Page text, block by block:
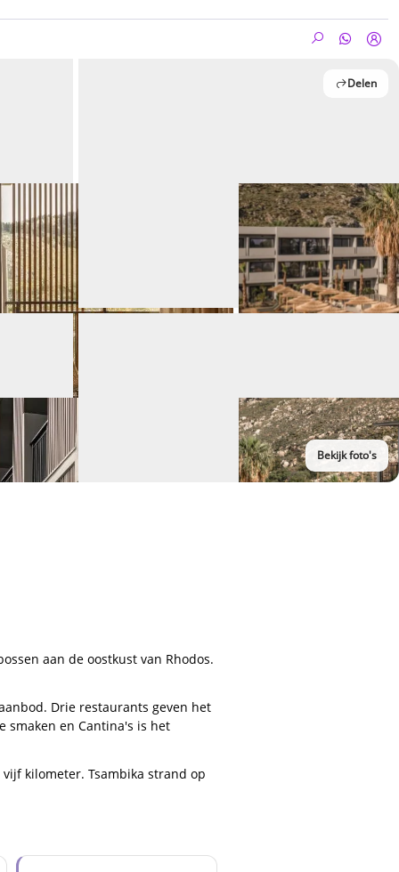
Bekijk foto's
Delen
aan de oostkust van Rhodos.
Drie restaurants geven het
smaken en Cantina's is het
kilometer. Tsambika strand op